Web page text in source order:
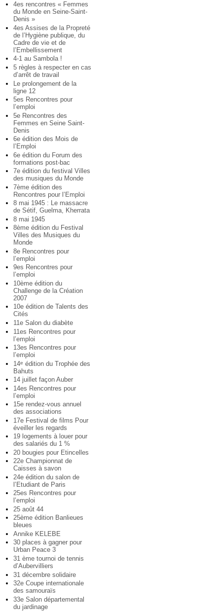
4es rencontres « Femmes
du Monde en Seine-Saint-
Denis »
4es Assises de la Propreté
de l’Hygiène publique, du
Cadre de vie et de
l’Embellissement
4-1 au Sambola !
5 règles à respecter en cas
d’arrêt de travail
Le prolongement de la
ligne 12
5es Rencontres pour
l’emploi
5e Rencontres des
Femmes en Seine Saint-
Denis
6e édition des Mois de
l’Emploi
6e édition du Forum des
formations post-bac
7e édition du festival Villes
des musiques du Monde
7ème édition des
Rencontres pour l’Emploi
8 mai 1945 : Le massacre
de Sétif, Guelma, Kherrata
8 mai 1945
8ème édition du Festival
Villes des Musiques du
Monde
8e Rencontres pour
l’emploi
9es Rencontres pour
l’emploi
10ème édition du
Challenge de la Création
2007
10e édition de Talents des
Cités
11e Salon du diabète
11es Rencontres pour
l’emploi
13es Rencontres pour
l’emploi
14e édition du Trophée des
Bahuts
14 juillet façon Auber
14es Rencontres pour
l’emploi
15e rendez-vous annuel
des associations
17e Festival de films Pour
éveiller les regards
19 logements à louer pour
des salariés du 1 %
20 bougies pour Etincelles
22e Championnat de
Caisses à savon
24e édition du salon de
l’Etudiant de Paris
25es Rencontres pour
l’emploi
25 août 44
25ème édition Banlieues
bleues
Annike KELEBE
30 places à gagner pour
Urban Peace 3
31 ème tournoi de tennis
d’Aubervilliers
31 décembre solidaire
32e Coupe internationale
des samouraïs
33e Salon départemental
du jardinage